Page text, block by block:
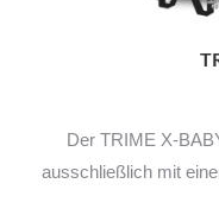
Der TRIME X-
ausschließlich mit